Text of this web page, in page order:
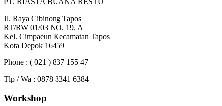
Jl. Raya Cibinong Tapos
RT/RW 01/03 NO. 19. A
Kel. Cimpaeun Kecamatan Tapos
Kota Depok 16459
Phone : ( 021 ) 837 155 47
Tlp / Wa : 0878 8341 6384
Workshop